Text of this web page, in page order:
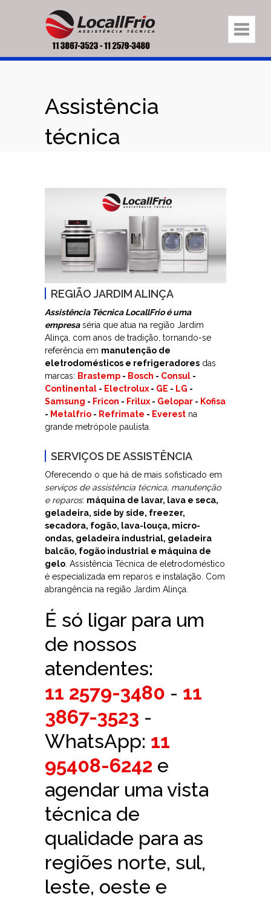
Assistência
técnica
na região Jardim
Alinça
REGIÃO JARDIM ALINÇA
Assistência Técnica LocallFrio é uma
empresaséria que atua na região Jardim
Alinça, com anos de tradição, tornando-se
referência em manutenção de
eletrodomésticos e refrigeradores das
marcas: Brastemp - Bosch - Consul -
Continental - Electrolux- GE - LG -
Samsung - Fricon - Frilux- Gelopar - Kofisa
- Metalfrio - Refrimate - Everest na
grande metrópole paulista.
SERVIÇOS DE ASSISTÊNCIA
Oferecendo o que há de mais sofisticado em
serviços de assistência técnica, manutenção
e reparos: máquina de lavar, lava e seca,
geladeira, side by side, freezer,
secadora, fogão, lava-louça, micro-
ondas, geladeira industrial, geladeira
balcão, fogão industrial e máquina de
gelo. Assistência Técnica de eletrodoméstico
é especializada em reparos e instalação. Com
abrangência na região Jardim Alinça.
É só ligar para um
de nossos
atendentes:
11 2579-3480 - 11
3867-3523 -
WhatsApp: 11
95408-6242 e
agendar uma vista
técnica de
qualidade para as
regiões norte, sul,
leste, oeste e